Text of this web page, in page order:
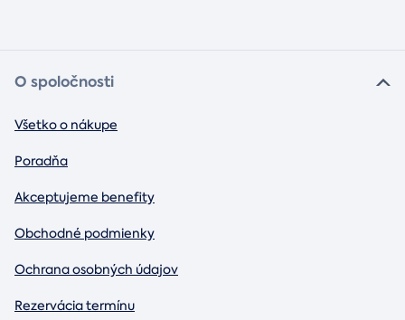
O spoločnosti
Všetko o nákupe
Poradňa
Akceptujeme benefity
Obchodné podmienky
Ochrana osobných údajov
Rezervácia termínu